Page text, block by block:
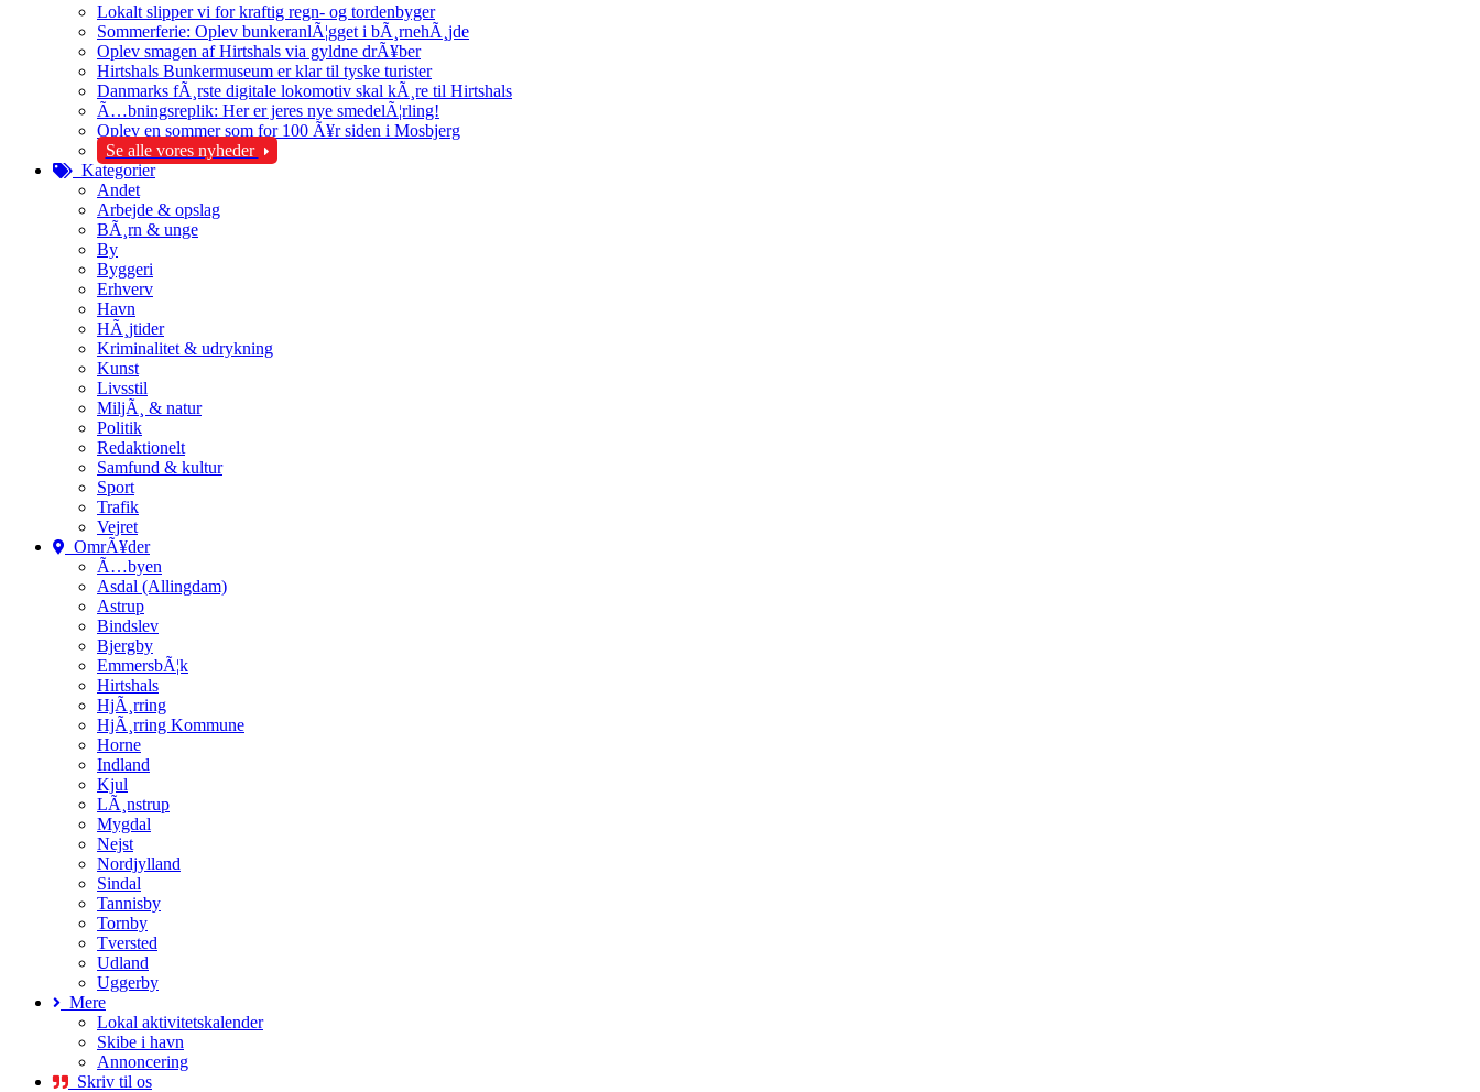
Lokalt slipper vi for kraftig regn- og tordenbyger
Sommerferie: Oplev bunkeranlÃ¦gget i bÃ¸rnehÃ¸jde
Oplev smagen af Hirtshals via gyldne drÃ¥ber
Hirtshals Bunkermuseum er klar til tyske turister
Danmarks fÃ¸rste digitale lokomotiv skal kÃ¸re til Hirtshals
Ã…bningsreplik: Her er jeres nye smedelÃ¦rling!
Oplev en sommer som for 100 Ã¥r siden i Mosbjerg
Se alle vores nyheder
Kategorier
Andet
Arbejde & opslag
BÃ¸rn & unge
By
Byggeri
Erhverv
Havn
HÃ¸jtider
Kriminalitet & udrykning
Kunst
Livsstil
MiljÃ¸ & natur
Politik
Redaktionelt
Samfund & kultur
Sport
Trafik
Vejret
OmrÃ¥der
Ã…byen
Asdal (Allingdam)
Astrup
Bindslev
Bjergby
EmmersbÃ¦k
Hirtshals
HjÃ¸rring
HjÃ¸rring Kommune
Horne
Indland
Kjul
LÃ¸nstrup
Mygdal
Nejst
Nordjylland
Sindal
Tannisby
Tornby
Tversted
Udland
Uggerby
Mere
Lokal aktivitetskalender
Skibe i havn
Annoncering
Skriv til os